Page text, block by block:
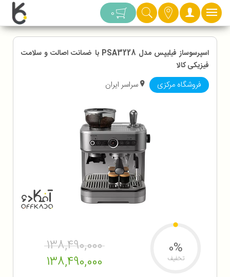
دسته بندی 0
اسپرسوساز فیلیپس مدل PSA3228 با ضمانت اصالت و سلامت
فیزیکی کالا
فروشگاه مرکزی سراسر ایران
138,490,000
138,490,000
0%
تخفیف